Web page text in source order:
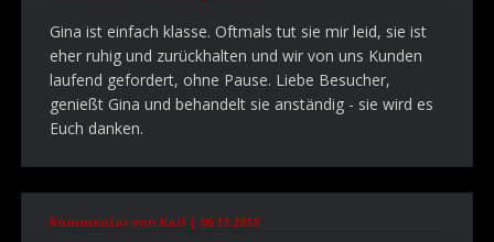
Gina ist einfach klasse. Oftmals tut sie mir leid, sie ist
eher ruhig und zurückhalten und wir von uns Kunden
laufend gefordert, ohne Pause. Liebe Besucher,
genießt Gina und behandelt sie anständig - sie wird es
Euch danken.
Kommentar von Karl | 06.11.2018